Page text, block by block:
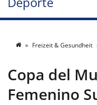
Freizeit & Gesundheit
Copa del
Femenino